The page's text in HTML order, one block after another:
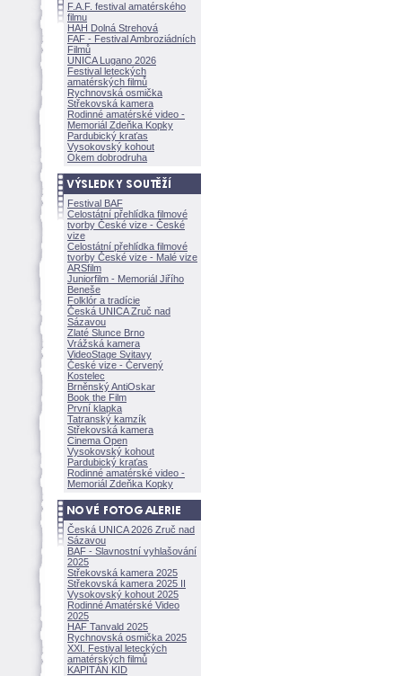
F.A.F. festival amatérského
filmu
HAH Dolná Strehov
FAF - Festival Ambroziádních
Filmů
UNICA Lugano 2026
Festival leteckých
amatérských filmů
Rychnovská osmička
Střekovská kamera
Rodinné amatérské video -
Memoriál Zdeňka Kopky
Pardubický kraťas
Vysokovský kohout
Okem dobrodruha
Festival BAF
Celostátní přehlídka filmové
tvorby České vize - České
vize
Celostátní přehlídka filmové
tvorby České vize - Malé vize
ARSfilm
Juniorfilm - Memoriál Jiřího
Beneše
Folklór a tradície
Česká UNICA Zruč nad
Sázavou
Zlaté Slunce Brno
Vrážská kamera
VideoStage Svitavy
České vize - Červený
Kostelec
Brněnský AntiOskar
Book the Film
První klapka
Tatranský kamzík
Střekovská kamera
Cinema Open
Vysokovský kohout
Pardubický kraťas
Rodinné amatérské video -
Memoriál Zdeňka Kopky
Česká UNICA 2026 Zruč nad
Sázavou
BAF - Slavnostní vyhlašování
2025
Střekovská kamera 2025
Střekovská kamera 2025 II
Vysokovský kohout 2025
Rodinné Amatérské Video
2025
HAF Tanvald 2025
Rychnovská osmička 2025
XXI. Festival leteckých
amatérských filmů
KAPITÁN KID